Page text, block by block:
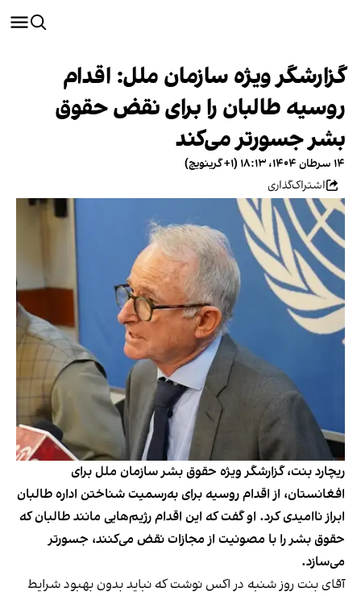
گزارشگر ویژه سازمان ملل: اقدام
روسیه طالبان را برای نقض حقوق
بشر جسورتر می‌کند
۱۴ سرطان ۱۴۰۴، ۱۸:۱۳ (‎+۱ گرینویچ)
اشتراک‌گذاری
ریچارد بنت، گزارشگر ویژه حقوق بشر سازمان ملل برای
افغانستان، از اقدام روسیه برای به‌رسمیت شناختن اداره طالبان
ابراز ناامیدی کرد. او گفت که این اقدام رژیم‌هایی مانند طالبان که
حقوق بشر را با مصونیت از مجازات نقض می‌کنند، جسورتر
می‌سازد.
آقای بنت روز شنبه در اکس نوشت که نباید بدون بهبود شرایط